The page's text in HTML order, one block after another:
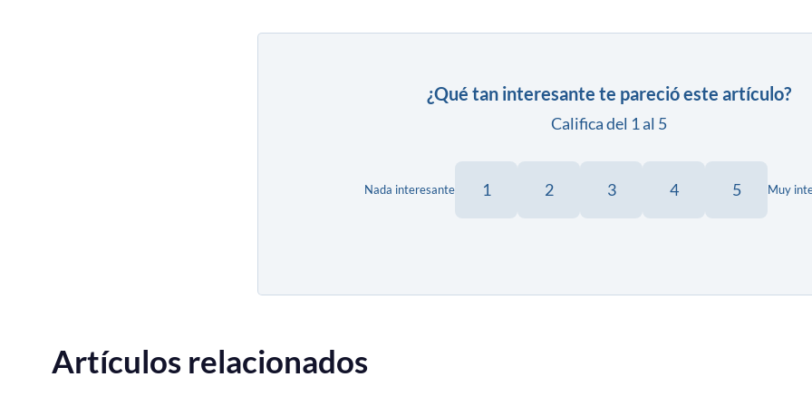
¿Qué tan interesante te pareció este artículo?
Califica del 1 al 5
Nada interesante 1 2 3 4 5 Muy
Artículos relacionados